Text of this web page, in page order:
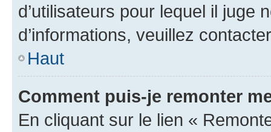
d’utilisateurs pour lequel il juge
d’informations, veuillez
Haut
Comment puis-je remonter
En cliquant sur le lien «